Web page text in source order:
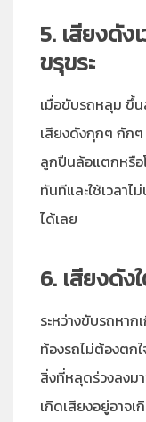
5. เสียงดั
ขรุขระ
เมื่อขับรถหลุม ขึ้น
เสียงดังกุกๆ กักๆ
ลูกปืนล้อแตกหรือ
ทันทีและใช้เวลาไ
ได้เลย
6. เสียงดัง
ระหว่างขับรถหา
ท้องรถไม่ต้องตก
สิ่งที่หลุดร่วงลงม
เกิดเสียงอยู่อาจ